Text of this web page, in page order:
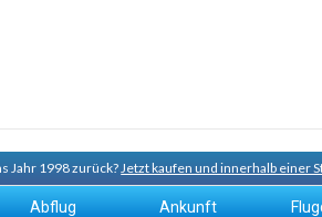
Jahr 1998 zurück?Jetzt kaufen und innerhalb einer
Abflug Ankunft